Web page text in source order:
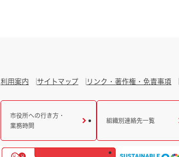
利用案内 サイトマップ リンク・著作権・免責事項
市役所への行き方・
業務時間
組織別連絡先一覧